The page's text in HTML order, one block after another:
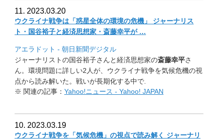
11. 2023.03.20
ウクライナ戦争は「惑星全体の環境の危機」 ジャーナリス
ト・国谷裕子と経済思想家・斎藤幸平が …
アエラドット - 朝日新聞デジタル
ジャーナリストの国谷裕子さんと経済思想家の斎藤幸平さ
ん。 環境問題に詳しい2人が、 ウクライナ戦争を気候危機の視
点から読み解いた。 戦いが長期化する中で.
※ 関連の記事： Yahoo!ニュース - Yahoo! JAPAN
10. 2023.03.19
ウクライナ戦争を「気候危機」の視点で読み解く ジャーナリ